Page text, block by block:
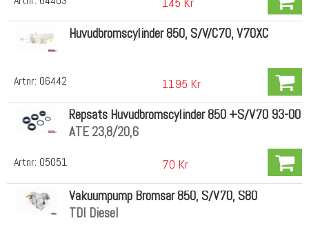
Artnr: 06442
Huvudbromscylinder 850, S/V/C70, V70XC
1195 Kr
Artnr: 05051
Repsats Huvudbromscylinder 850 +S/V70 93-00
ATE 23,8/20,6
70 Kr
Vakuumpump Bromsar 850, S/V70, S80
TDI Diesel